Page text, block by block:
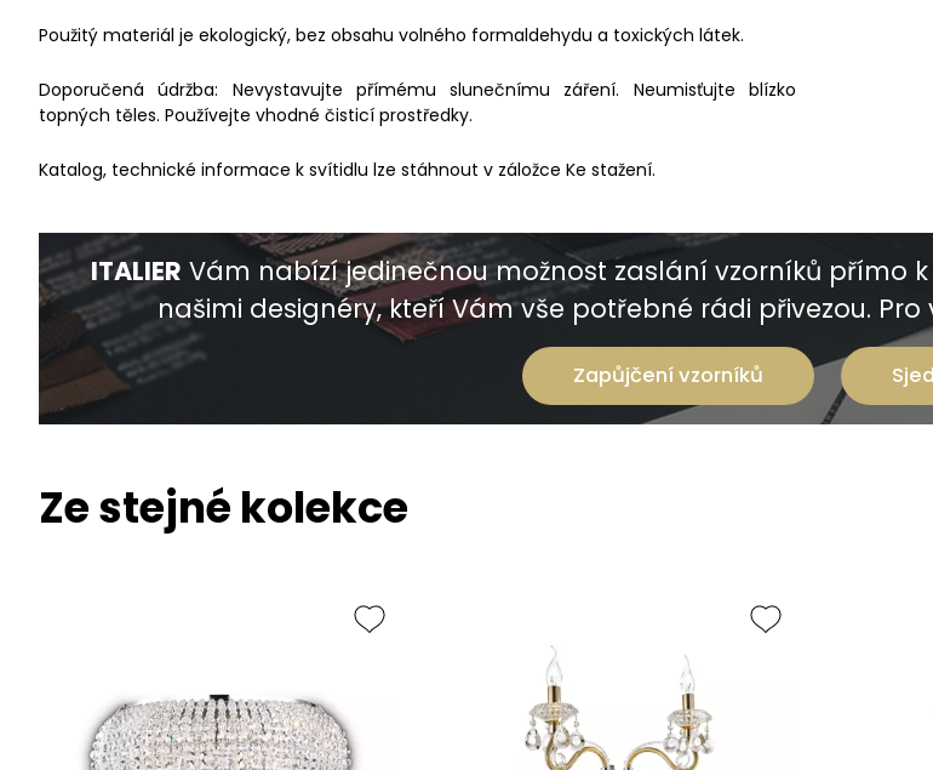
Použitý materiál je ekologický, bez obsahu volného formaldehydu a toxických látek.
Doporučená údržba: Nevystavujte přímému slunečnímu záření. Neumisťujte blízko
topných těles. Používejte vhodné čisticí prostředky.
Katalog, technické informace k svítidlu lze stáhnout v záložce Ke stažení.
ITALIER Vám nabízí jedinečnou možnost zaslání vzorníků přímo
našimi designéry, kteří Vám vše potřebné rádi přivezou.
Zapůjčení vzorníků
Ze stejné kolekce